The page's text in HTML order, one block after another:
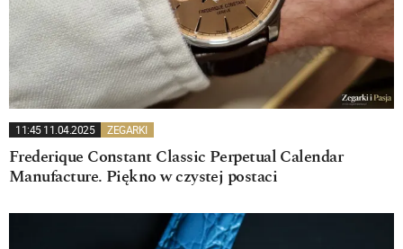
11:45 11.04.2025 ZEGARKI
Frederique Constant Classic Perpetual Calendar
Manufacture. Piękno w czystej postaci